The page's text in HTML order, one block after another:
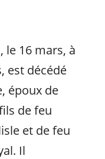
le 16 mars, à
est décédé
époux de
de feu
et de feu
Il